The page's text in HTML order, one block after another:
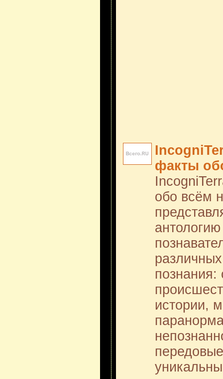
факты
обо всём
познания:
истории,